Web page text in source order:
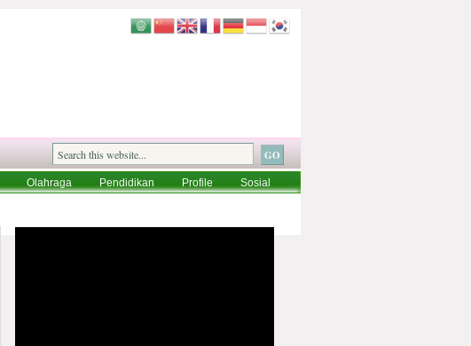
Olahraga Pendidikan Profile
Sosial